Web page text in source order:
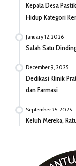
Kepala Desa
Hidup Kategori
January 12, 2026
Salah Satu
December 9, 2025
Dedikasi Klinik
dan Farmasi
September 25, 2025
Keluh Mereka,